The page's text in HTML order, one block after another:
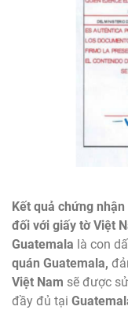
Kết quả chứng
đối với giấy tờ Việt
Guatemala là con
quán Guatemala,
Việt Nam sẽ được
đầy đủ tại